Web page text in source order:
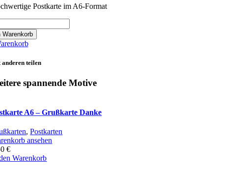
Postkarte im A6-Format
Warenkorb
teilen
spannende Motive
A6 – Grußkarte Danke
,Postkarten
ansehen
€
Warenkorb